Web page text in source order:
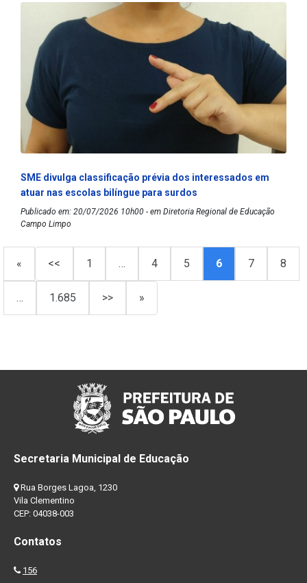
SME divulga classificação prévia dos interessados em
atuar nas escolas bilíngue para surdos
Publicado em: 20/07/2026 10h00 - em Diretoria Regional de Educação
Campo Limpo
« << 1 … 4 5 6 7 8
… 1.685 >> »
Secretaria Municipal de Educação
Rua Borges Lagoa, 1230
Vila Clementino
CEP: 04038-003
Contatos
156